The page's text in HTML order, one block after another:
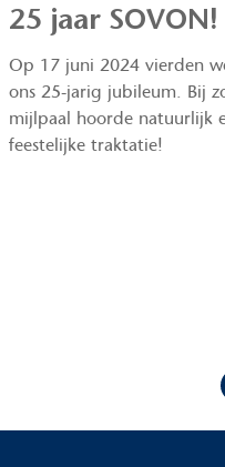
25 jaar SOVON!
Op 17 juni 2024 vierden
ons 25-jarig jubileum. Bij
mijlpaal hoorde natuurlijk
feestelijke traktatie!